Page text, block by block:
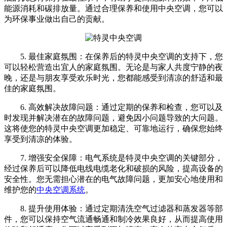
能源消耗和碳排放量。通过合理保养和使用中央空调，您可以
为环保事业做出自己的贡献。
5. 最佳家庭氛围：在保养后的特灵中央空调的支持下，您
可以轻松营造出宜人的家庭氛围。无论是与家人共度宁静的夜
晚，还是与朋友享受欢乐时光，您都能感受到清凉的舒适和最
佳的家庭氛围。
6. 高效解决故障问题：通过定期的保养和检查，您可以及
时发现并解决潜在的故障问题，避免因小问题导致的大问题。
这将使您的特灵中央空调更加稳定、可靠地运行，确保您始终
享受到清凉的体验。
7. 增强安全保障：电气系统是特灵中央空调的关键部分，
经过保养后可以降低电线电缆老化和破损的风险，提高设备的
安全性。您无需担心潜在的电气故障问题，更加安心地使用和
维护您的中央空调系统。
8. 提升使用体验：通过定期清洗空气过滤器和蒸发器等部
件，您可以保持空气流通畅通和制冷效果良好，从而提高使用